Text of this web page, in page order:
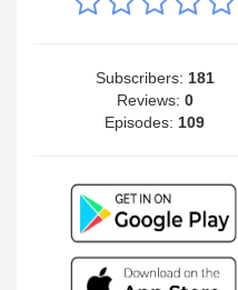
Subscribers: 181
Reviews: 0
Episodes: 109